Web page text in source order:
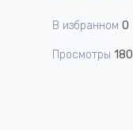
В избранном 0
Просмотры 180